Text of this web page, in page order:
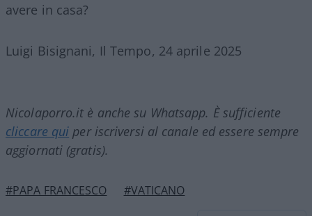
avere in casa?
Luigi Bisignani, Il Tempo, 24 aprile 2025
Nicolaporro.it è anche su Whatsapp. È sufficiente
cliccare qui per iscriversi al canale ed essere sempre
aggiornati (gratis).
#PAPA FRANCESCO #VATICANO